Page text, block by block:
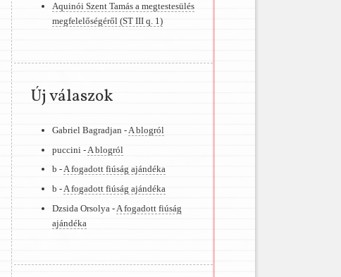
Aquinói Szent Tamás a megtestesülés
megfelelőségéről (ST III q. 1)
Új válaszok
Gabriel Bagradjan -A blogról
puccini - A blogról
b -A fogadott fiúság ajándéka
b -A fogadott fiúság ajándéka
Dzsida Orsolya - A fogadott fiúság
ajándéka